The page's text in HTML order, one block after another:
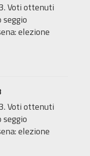
Voti ottenuti
elezione
Voti ottenuti
elezione